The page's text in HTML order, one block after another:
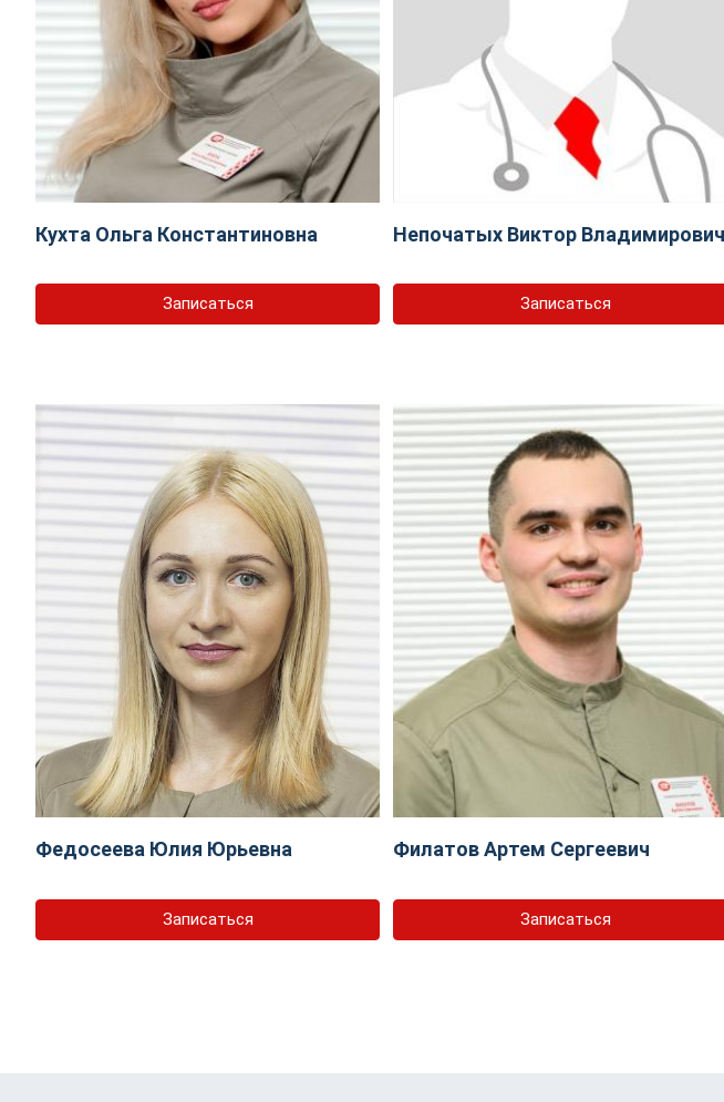
Кухта Ольга Константиновна
Записаться
Непочатых Виктор Владимирович
Записаться
Федосеева Юлия Юрьевна
Записаться
Филатов Артем Сергеевич
Записаться